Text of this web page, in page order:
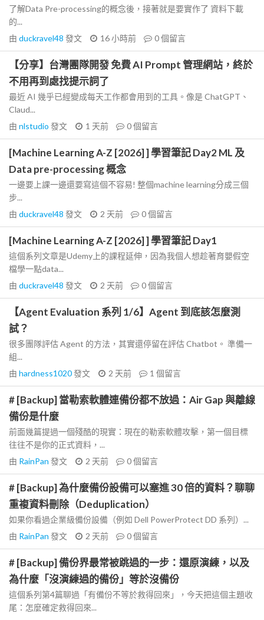
了解Data Pre-processing的概念後，接著就是要實作了 資料下載
的...
由 duckravel48 發文 16 小時前 0個留言
【分享】台灣團隊開發 免費 AI Prompt 管理網站，終於
不用再到處找提示詞了
最近 AI 幾乎已經變成每天工作都會用到的工具。像是 ChatGPT、
Claud...
由 nlstudio 發文 1 天前 0個留言
[Machine Learning A-Z [2026] ] 學習筆記 Day2 ML 及
Data pre-processing 概念
一邊要上課一邊還要寫這個不容易! 整個machine learning分成三個
步...
由 duckravel48 發文 2 天前 0個留言
[Machine Learning A-Z [2026] ] 學習筆記 Day1
這個系列文章是Udemy上的課程延伸，因為我個人想趁著育嬰假空
檔學一點data...
由 duckravel48 發文 2 天前 0個留言
【Agent Evaluation 系列 1/6】Agent 到底該怎麼測
試？
很多團隊評估 Agent 的方法，其實還停留在評估 Chatbot。 準備一
組...
由 hardness1020發文 2 天前 1 個留言
# [Backup] 當勒索軟體連備份都不放過：Air Gap 與離線
備份是什麼
前面幾篇提過一個殘酷的現實：現在的勒索軟體攻擊，第一個目標
往往不是你的正式資料，...
由 RainPan 發文 2 天前 0個留言
# [Backup] 為什麼備份設備可以塞進 30 倍的資料？聊聊
重複資料刪除（Deduplication）
如果你看過企業級備份設備（例如 Dell PowerProtect DD 系列）...
由 RainPan 發文 2 天前 0個留言
# [Backup] 備份界最常被跳過的一步：還原演練，以及
為什麼「沒演練過的備份」等於沒備份
這個系列第4篇聊過「有備份不等於救得回來」，今天把這個主題收
尾：怎麼確定救得回來...